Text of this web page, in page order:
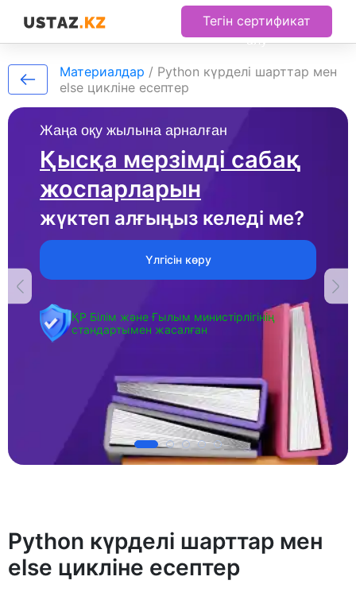
Тегін сертификат
алу
Жаңа оқу жылына арналған
Қысқа мерзімді сабақ
жоспарларын
жүктеп алғыңыз келеді ме?
Үлгісін көру
ҚР Білім және Ғылым министірлігінің
стандартымен жасалған
Материалдар / Python күрделі шарттар мен
else цикліне есептер
Python күрделі шарттар мен
else цикліне есептер